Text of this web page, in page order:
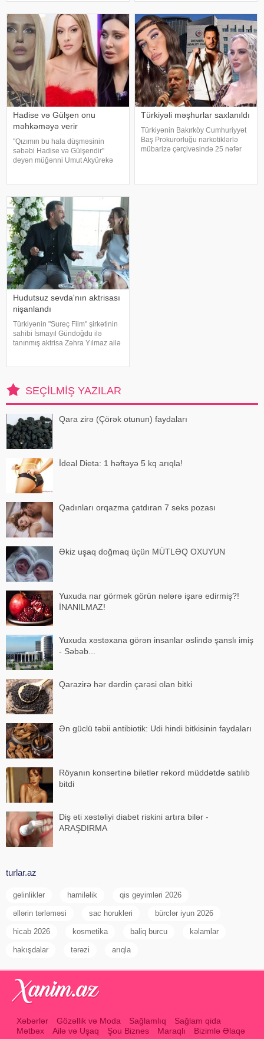
bilmirəm. "Stop"u
görə məhkəməyə verilib. Bu
barədə TASS məlumat yayıb
Hadise və Gülşen onu
məhkəməyə verir
"Qızımın bu hala düşməsinin
səbəbi Hadise və Gülşendir"
deyən müğənni Umut Akyürekə
davam etdirən Akyürek "Mən
Hadisən
Türkiyəli məşhurlar saxlanıldı
Türkiyənin Bakırköy Cumhuriyyət
Baş Prokurorluğu narkotiklərlə
mübarizə çərçivəsində 25 nəfər
sahiblərinin olduğu bildirilib.
Hudutsuz sevda'nın aktrisası
nişanlandı
Türkiyənin "Sureç Film" şirkətinin
sahibi İsmayıl Gündoğdu ilə
tanınmış aktrisa Zəhra Yılmaz ailə
SEÇILMIŞ YAZILAR
Qara zirə (Çörək otunun) faydaları
İdeal Dieta: 1 həftəyə 5 kq arıqla!
Qadınları orqazma çatdıran 7 seks pozası
Əkiz uşaq doğmaq üçün MÜTLƏQ OXUYUN
Yuxuda nar görmək görün nələrə işarə edirmiş?!
İNANILMAZ!
Yuxuda xəstəxana görən insanlar əslində şanslı imiş
- Səbəb...
Qarazirə hər dərdin çarəsi olan bitki
Ən güclü təbii antibiotik: Udi hindi bitkisinin faydaları
Röyanın konsertinə biletlər rekord müddətdə satılıb
bitdi
Diş əti xəstəliyi diabet riskini artıra bilər -
ARAŞDIRMA
turlar.az
gelinlikler hamiləlik qis geyimləri 2026
əllərin tərləməsi sac horukleri bürclər iyun 2026
hicab 2026 kosmetika baliq burcu kəlamlar
hakışdalar tərəzi arıqla
Xəbərlər Gözəllik və Moda Sağlamlıq
Sağlam qida
Mətbəx
Ailə və Uşaq Şou Biznes Maraqlı Bizimlə Əlaqə